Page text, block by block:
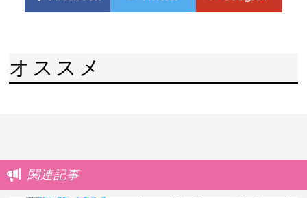
オススメ
関連記事